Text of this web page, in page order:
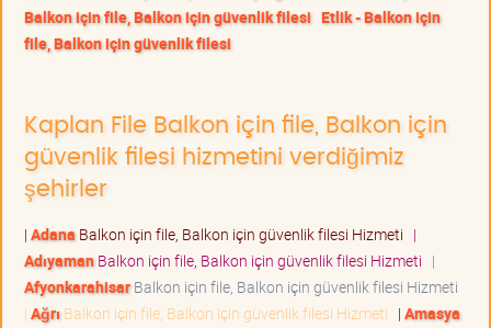
Balkon için file, Balkon için güvenlik filesi Etlik - Balkon için
file, Balkon için güvenlik filesi
Kaplan File Balkon için file, Balkon için
güvenlik filesi hizmetini verdiğimiz
şehirler
| Adana Balkon için file, Balkon için güvenlik filesi Hizmeti |
AdıyamanBalkon için file, Balkon için güvenlik filesi Hizmeti |
AfyonkarahisarBalkon için file, Balkon için güvenlik filesi Hizmeti
| Ağrı Balkon için file, Balkon için güvenlik filesi Hizmeti | Amasya